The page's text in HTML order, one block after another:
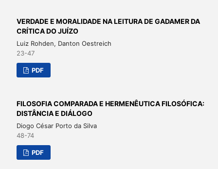
VERDADE E MORALIDADE NA LEITURA DE GADAMER DA
CRÍTICA DO JUÍZO
Luiz Rohden, Danton Oestreich
23-47
PDF
FILOSOFIA COMPARADA E HERMENÊUTICA FILOSÓFICA:
DISTÂNCIA E DIÁLOGO
Diogo César Porto da Silva
48-74
PDF